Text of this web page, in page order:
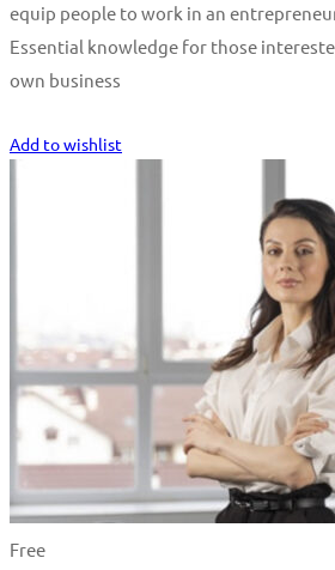
equip people to work in an
Essential knowledge for those
own business
Add to wishlist
Free